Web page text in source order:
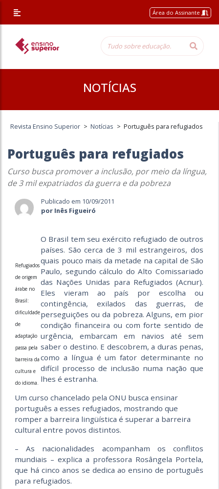
Área do Assinante
NOTÍCIAS
Revista Ensino Superior > Notícias > Português para refugiados
Português para refugiados
Curso busca promover a inclusão, por meio da língua,
de 3 mil expatriados da guerra e da pobreza
Publicado em 10/09/2011
por Inês Figueiró
Refugiados
de origem
árabe no
Brasil:
dificuldade
de
adaptação
passa pela
barreira da
cultura e
do idioma.
O Brasil tem seu exército refugiado de outros
países. São cerca de 3 mil estrangeiros, dos
quais pouco mais da metade na capital de São
Paulo, segundo cálculo do Alto Comissariado
das Nações Unidas para Refugiados (Acnur).
Eles vieram ao país por escolha ou
contingência, exilados das guerras, de
perseguições ou da pobreza. Alguns, em pior
condição financeira ou com forte sentido de
urgência, embarcam em navios até sem
saber o destino. E descobrem, a duras penas,
como a língua é um fator determinante no
difícil processo de inclusão numa nação que
lhes é estranha.
Um curso chancelado pela ONU busca ensinar
português a esses refugiados, mostrando que
romper a barreira lingüística é superar a barreira
cultural entre povos distintos.
– As nacionalidades acompanham os conflitos
mundiais – explica a professora Rosângela Portela,
que há cinco anos se dedica ao ensino de português
para refugiados.